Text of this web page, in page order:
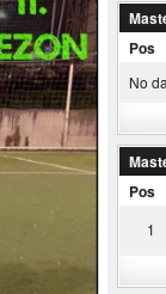
Pos
No
Pos
1